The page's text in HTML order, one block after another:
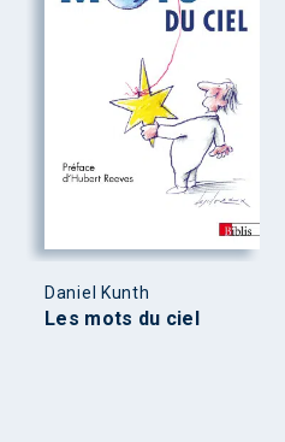
Daniel Kunth
Les mots du ciel